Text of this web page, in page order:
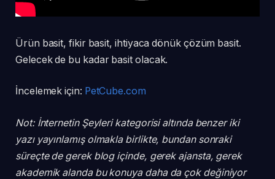
Ürün basit, fikir basit, ihtiyaca dönük çözüm basit.
Gelecek de bu kadar basit olacak.
İncelemek için: PetCube.com
Not: İnternetin Şeyleri kategorisi altında benzer iki
yazı yayınlamış olmakla birlikte, bundan sonraki
süreçte de gerek blog içinde, gerek ajansta, gerek
akademik alanda bu konuya daha da çok değiniyor